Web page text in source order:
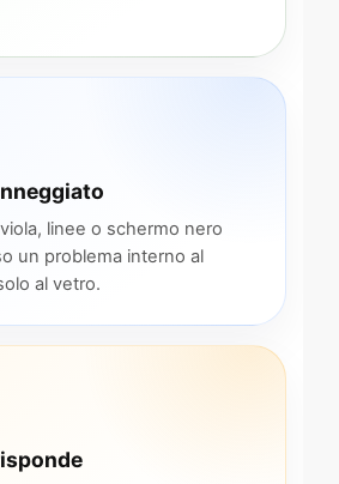
linee o schermo nero
un problema interno al
al vetro.